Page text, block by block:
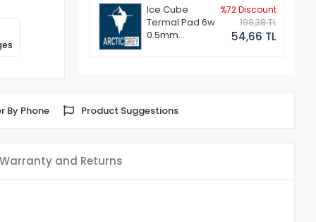
Ice Cube
Termal Pad 6w
0.5mm
%72 Discount
198,38 TL
54,66 TL
By Phone Product Suggestions
Warranty and Returns